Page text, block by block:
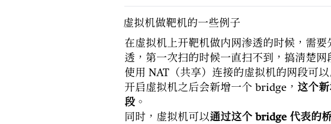
虚拟机做靶机的一些例子
在虚拟机上开靶机做内网渗透的时候，需
透，第一次扫的时候一直扫不到，搞清楚网
使用 NAT（共享）连接的虚拟机的网段可
开启虚拟机之后会新增一个 bridge， 这个
段 。
同时，虚拟机可以通过这个 bridge 代表的